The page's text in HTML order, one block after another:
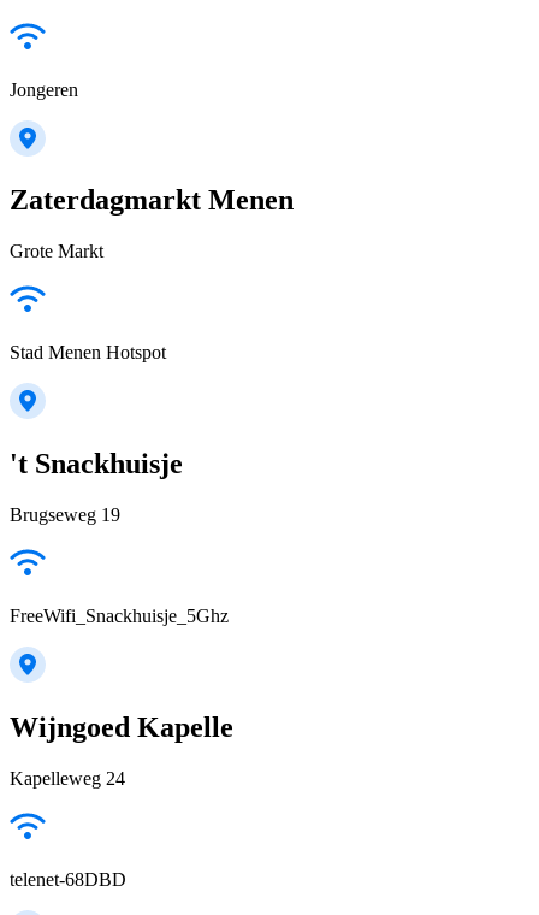
Jongeren
Zaterdagmarkt Menen
Grote Markt
Stad Menen Hotspot
't Snackhuisje
Brugseweg 19
FreeWifi_Snackhuisje_5Ghz
Wijngoed Kapelle
Kapelleweg 24
telenet-68DBD